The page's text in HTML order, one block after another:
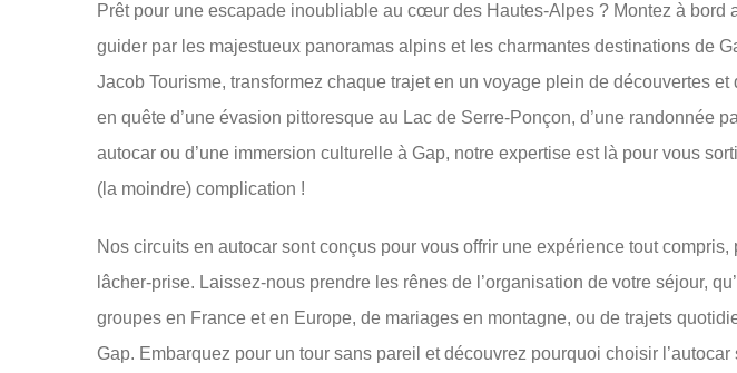
Prêt pour une escapade inoubliable au cœur des Hautes-Alpes ? Montez à bord
guider par les majestueux panoramas alpins et les charmantes destinations de
Jacob Tourisme, transformez chaque trajet en un voyage plein de découvertes et
en quête d’une évasion pittoresque au Lac de Serre-Ponçon, d’une randonnée
autocar ou d’une immersion culturelle à Gap, notre expertise est là pour vous
(la moindre) complication !
Nos circuits en autocar sont conçus pour vous offrir une expérience tout compris,
lâcher-prise. Laissez-nous prendre les rênes de l’organisation de votre séjour,
groupes en France et en Europe, de mariages en montagne, ou de trajets
Gap. Embarquez pour un tour sans pareil et découvrez pourquoi choisir l’autocar